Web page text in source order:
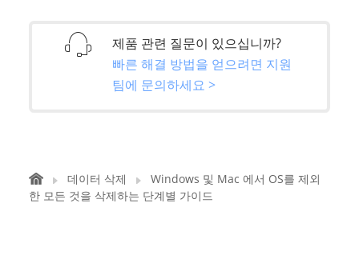
제품 관련 질문이 있으십니까?
빠른 해결 방법을 얻으려면 지원
팀에 문의하세요 >
데이터 삭제
Windows 및 Mac 에서 OS를 제외
한 모든 것을 삭제하는 단계별 가이드